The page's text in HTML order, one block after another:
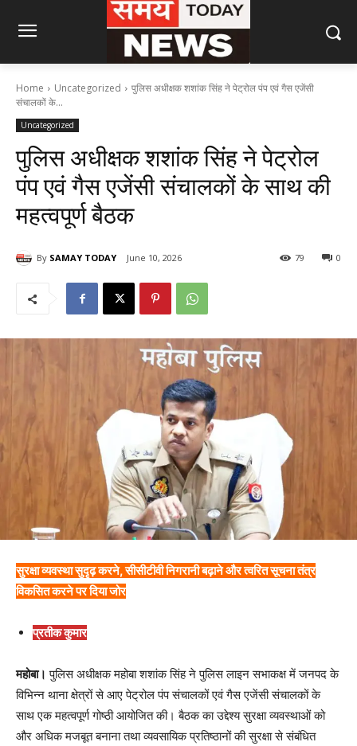
Home Uncategorized
पुलिस अधीक्षक शशांक सिंह ने पेट्रोल पंप एवं गैस एजेंसी
संचालकों के...
Uncategorized
पुलिस अधीक्षक शशांक सिंह ने पेट्रोल
पंप एवं गैस एजेंसी संचालकों के साथ की
महत्वपूर्ण बैठक
By SAMAY TODAY June 10, 2026 0
79
सुरक्षा व्यवस्था सुदृढ़ करने, सीसीटीवी निगरानी बढ़ाने और त्वरित सूचना तंत्र
विकसित करने पर दिया जोर
प्रतीक कुमार
महोबा। पुलिस अधीक्षक महोबा शशांक सिंह ने पुलिस लाइन सभाकक्ष में जनपद के
विभिन्न थाना क्षेत्रों से आए पेट्रोल पंप संचालकों एवं गैस एजेंसी संचालकों के
साथ एक महत्वपूर्ण गोष्ठी आयोजित की। बैठक का उद्देश्य सुरक्षा व्यवस्थाओं को
और अधिक मजबूत बनाना तथा व्यवसायिक प्रतिष्ठानों की सुरक्षा से संबंधित